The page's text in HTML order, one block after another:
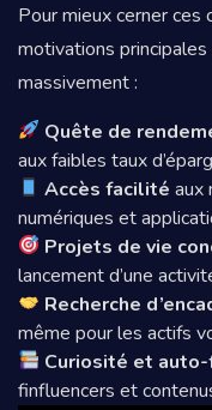
Pour mieux cerner
motivations
massivement :
Quête de
aux faibles taux
Accès facilité aux
numériques et
Projets de vie
lancement d’une
Recherche
même pour les actifs
Curiosité et
finfluencers et